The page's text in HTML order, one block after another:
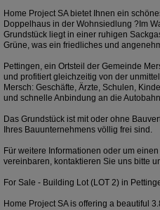
Home Project SA bietet Ihnen ein
Doppelhaus in der Wohnsiedlung ?Im
Grundstück liegt in einer ruhigen
Grüne, was ein friedliches und
Pettingen, ein Ortsteil der Gemeinde
und profitiert gleichzeitig von der
Mersch: Geschäfte, Ärzte, Schulen,
und schnelle Anbindung an die
Das Grundstück ist mit oder ohne
Ihres Bauunternehmens völlig frei sind.
Für weitere Informationen oder um
vereinbaren, kontaktieren Sie uns bitte
For Sale - Building Lot (LOT 2) in
Home Project SA is offering a beautiful